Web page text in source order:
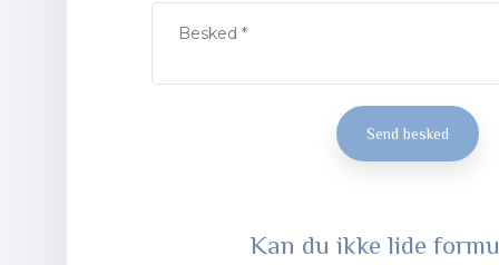
​Kan du ikke lide